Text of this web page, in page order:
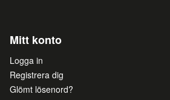
Mitt konto
Logga in
Registrera dig
Glömt lösenord?